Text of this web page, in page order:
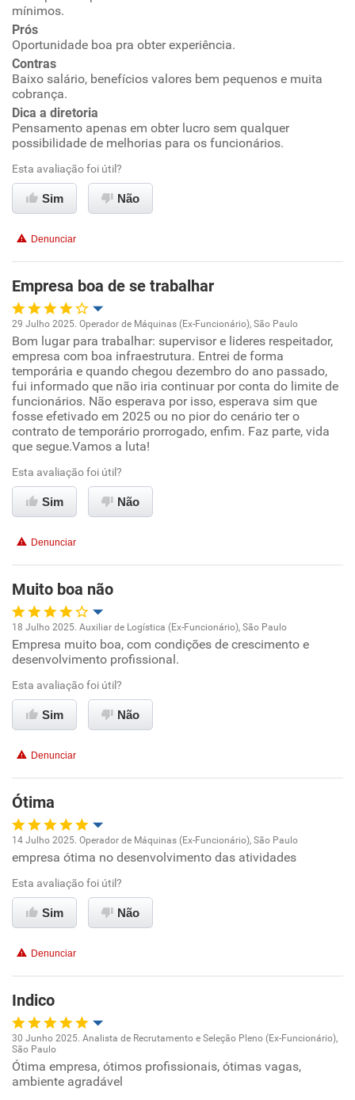
Ambiente de trabalho
Conciliação com a vida familiar
Benefícios
mínimos.
Prós
Oportunidade boa pra obter experiência.
Contras
Baixo salário, benefícios valores bem pequenos e muita
cobrança.
Dica a diretoria
Pensamento apenas em obter lucro sem qualquer
possibilidade de melhorias para os funcionários.
Esta avaliação foi útil?
Sim Não
Denunciar
Empresa boa de se trabalhar
Oportunidade de promoção
Ambiente de trabalho
Conciliação com a vida familiar
Recomenda esta empresa
29 Julho 2025. Operador de Máquinas (Ex-Funcionário), São Paulo
Bom lugar para trabalhar: supervisor e lideres respeitador,
empresa com boa infraestrutura. Entrei de forma
temporária e quando chegou dezembro do ano passado,
fui informado que não iria continuar por conta do limite de
funcionários. Não esperava por isso, esperava sim que
fosse efetivado em 2025 ou no pior do cenário ter o
contrato de temporário prorrogado, enfim. Faz parte, vida
que segue.Vamos a luta!
Esta avaliação foi útil?
Sim Não
Denunciar
Muito boa não
Oportunidade de promoção
Ambiente de trabalho
Conciliação com a vida familiar
Recomenda esta empresa
18 Julho 2025. Auxiliar de Logística (Ex-Funcionário), São Paulo
Empresa muito boa, com condições de crescimento e
desenvolvimento profissional.
Esta avaliação foi útil?
Sim Não
Denunciar
Ótima
Oportunidade de promoção
Ambiente de trabalho
Benefícios
Recomenda esta empresa
Recomenda a diretoria
14 Julho 2025. Operador de Máquinas (Ex-Funcionário), São Paulo
empresa ótima no desenvolvimento das atividades
Esta avaliação foi útil?
Sim Não
Denunciar
Indico
Oportunidade de promoção
30 Junho 2025. Analista de Recrutamento e Seleção Pleno (Ex-Funcionário),
São Paulo
Ótima empresa, ótimos profissionais, ótimas vagas,
ambiente agradável